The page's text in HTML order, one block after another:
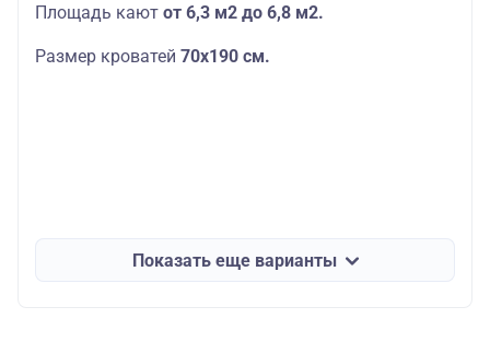
Площадь кают от 6,3 м2 до 6,8 м2.
Размер кроватей 70х190 см.
Показать еще варианты